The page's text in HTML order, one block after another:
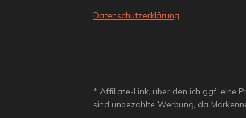
Datenschutzerklärung
* Affiliate-Link, über den ich ggf. eine
sind unbezahlte Werbung, da